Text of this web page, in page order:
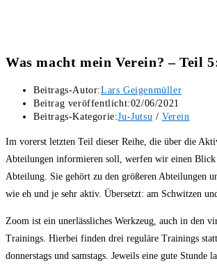
Was macht mein Verein? – Teil
Beitrags-Autor:Lars Geigenmüller
Beitrag veröffentlicht:02/06/2021
Beitrags-Kategorie:Ju-Jutsu / Verein
Im vorerst letzten Teil dieser Reihe, die über die
Abteilungen informieren soll, werfen wir einen Blick
Abteilung. Sie gehört zu den größeren Abteilungen
wie eh und je sehr aktiv. Übersetzt: am Schwitzen
Zoom ist ein unerlässliches Werkzeug, auch in den
Trainings. Hierbei finden drei reguläre Trainings
donnerstags und samstags. Jeweils eine gute Stunde